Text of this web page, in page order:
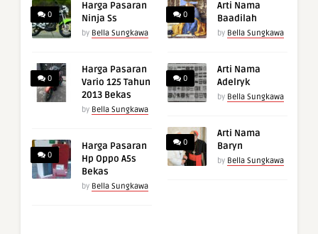
0
Harga Pasaran
Ninja Ss
by Bella Sungkawa
0
Harga Pasaran
Vario 125 Tahun
2013 Bekas
by Bella Sungkawa
0
Harga Pasaran
Hp Oppo A5s
Bekas
by Bella Sungkawa
0
Arti Nama
Baadilah
by Bella Sungkawa
0
Arti Nama
Adelryk
by Bella Sungkawa
0
Arti Nama
Baryn
by Bella Sungkawa